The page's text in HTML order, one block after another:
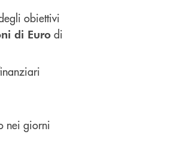
obiettivi
di Euro di
nei giorni